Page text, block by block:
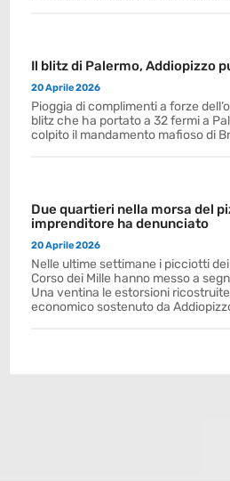
Il blitz di Palermo, Addiopizzo
20 Aprile 2026
Pioggia di complimenti a forze
blitz che ha portato a 32 fermi a
colpito il mandamento mafioso di
Due quartieri nella morsa del
imprenditore ha denunciato
20 Aprile 2026
Nelle ultime settimane i picciotti
Corso dei Mille hanno messo a
Una ventina le estorsioni
economico sostenuto da